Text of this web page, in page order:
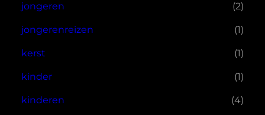
jongeren (2)
jongerenreizen (1)
kerst (1)
kinder (1)
kinderen (4)